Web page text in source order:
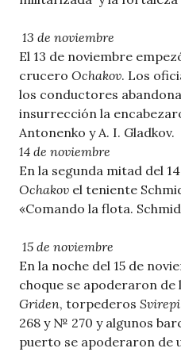
13 de noviembre
El 13 de noviembre
crucero Ochakov. Los
los conductores
insurrección la
Antonenko y A. I. Gladkov.
14 de noviembre
En la segunda mitad del
Ochakov el teniente
«Comando la flota.
15 de noviembre
En la noche del 15 de
choque se apoderaron
Griden, torpederos Svirepi
268 y № 270 y algunos
puerto se apoderaron de